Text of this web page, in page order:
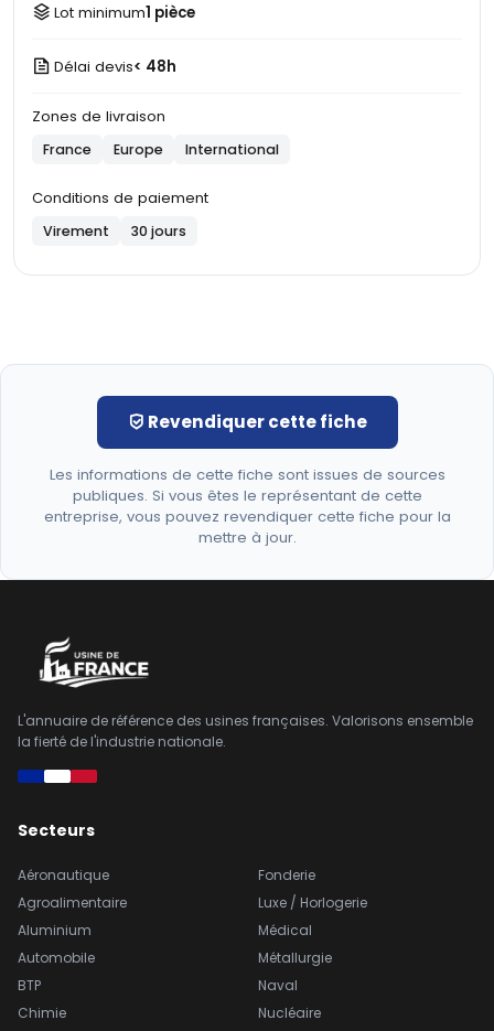
Lot minimum1 pièce
Délai devis< 48h
Zones de livraison
France Europe International
Conditions de paiement
Virement 30 jours
Revendiquer cette fiche
Les informations de cette fiche sont issues de sources
publiques. Si vous êtes le représentant de cette
entreprise, vous pouvez revendiquer cette fiche pour la
mettre à jour.
L'annuaire de référence des usines françaises. Valorisons ensemble
la fierté de l'industrie nationale.
Secteurs
Aéronautique
Agroalimentaire
Aluminium
Automobile
BTP
Chimie
Fonderie
Luxe / Horlogerie
Médical
Métallurgie
Naval
Nucléaire